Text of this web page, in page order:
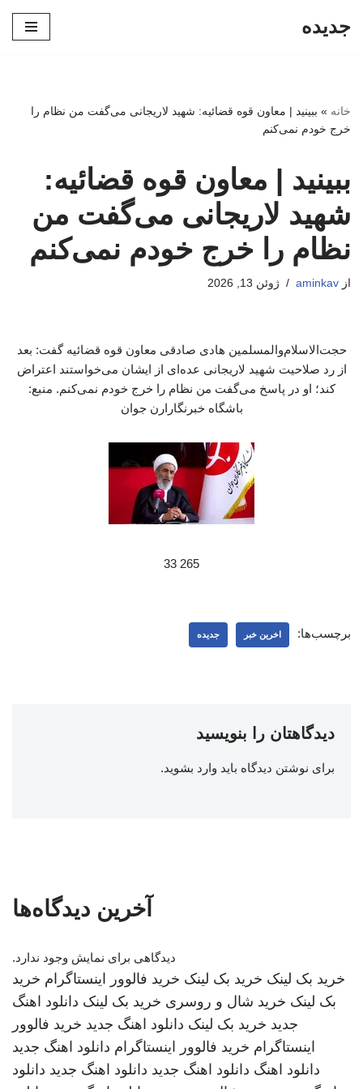
جدیده
خانه » ببینید | معاون قوه قضائیه: شهید لاریجانی می‌گفت من نظام را
خرج خودم نمی‌کنم
ببینید | معاون قوه قضائیه:
شهید لاریجانی می‌گفت من
نظام را خرج خودم نمی‌کنم
از aminkav ژوئن 13, 2026
حجت‌الاسلام‌والمسلمین هادی صادقی معاون قوه قضائیه گفت: بعد
از رد صلاحیت شهید لاریجانی عده‌ای از ایشان می‌خواستند اعتراض
کند؛ او در پاسخ می‌گفت من نظام را خرج خودم نمی‌کنم. منبع:
باشگاه خبرنگارارن جوان
265 33
برچسب‌ها: اخرین خبر جدیده
دیدگاهتان را بنویسید
برای نوشتن دیدگاه باید وارد بشوید.
آخرین دیدگاه‌ها
دیدگاهی برای نمایش وجود ندارد.
خرید بک لینک خرید بک لینک خرید فالوور اینستاگرام خرید
بک لینک خرید شال و روسری خرید بک لینک دانلود اهنگ
جدید خرید بک لینک دانلود اهنگ جدید خرید فالوور
اینستاگرام خرید فالوور اینستاگرام دانلود اهنگ جدید
دانلود اهنگ دانلود اهنگ جدید دانلود اهنگ جدید دانلود